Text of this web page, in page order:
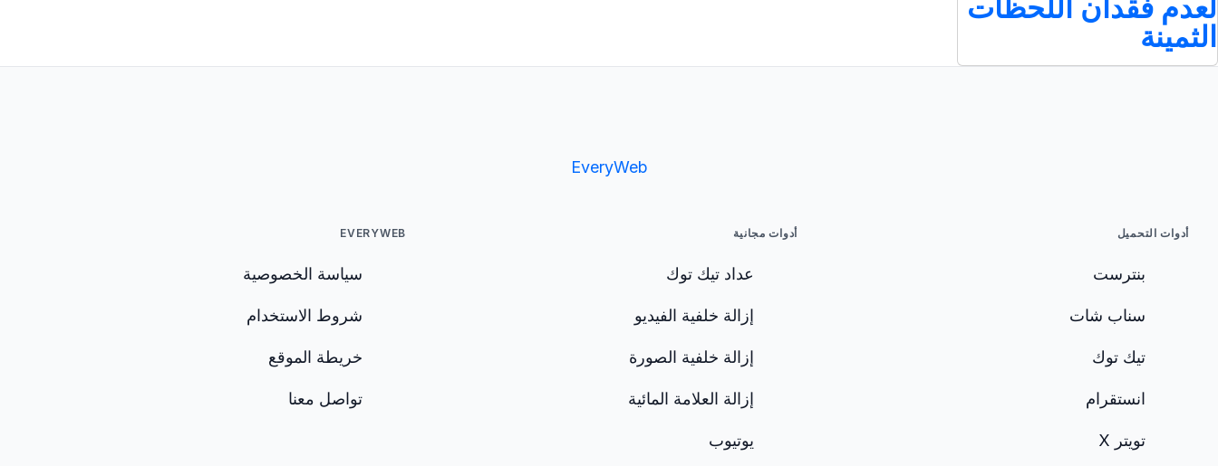
الثمينة
EveryWeb
أدوات التحميل
بنترست
سناب شات
تيك توك
انستقرام
تويتر X
أدوات مجانية
عداد تيك توك
إزالة خلفية الفيديو
إزالة خلفية الصورة
إزالة العلامة المائية
يوتيوب
EVERYWEB
سياسة الخصوصية
شروط الاستخدام
خريطة الموقع
تواصل معنا